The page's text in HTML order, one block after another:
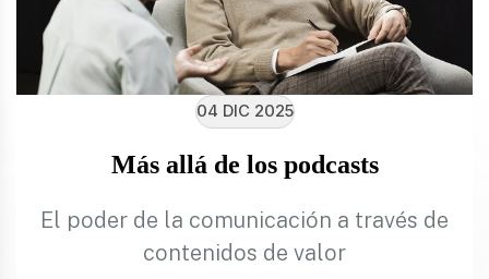
04 DIC 2025
Más allá de los podcasts
El poder de la comunicación a través de
contenidos de valor